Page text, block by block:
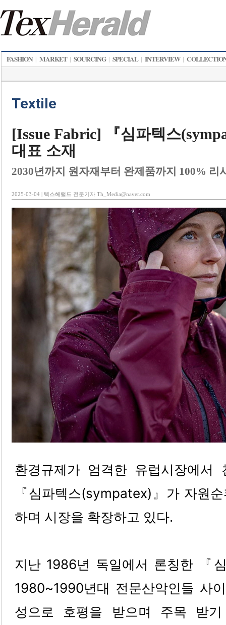
FASHION | MARKET | SOURCING | SPECIAL | INTERVIEW |
Textile
[Issue Fabric] 『심파텍스
대표 소재
2030년까지 원자재부터 완제품까지 100% 리
2025-03-04 | 텍스헤럴드 전문기자 Th_Media@naver.com
환경규제가 엄격한 유럽시장에
『심파텍스(sympatex)』가 자원
하며 시장을 확장하고 있다.
지난 1986년 독일에서 론칭한 『
1980~1990년대 전문산악인들
성으로 호평을 받으며 주목 받